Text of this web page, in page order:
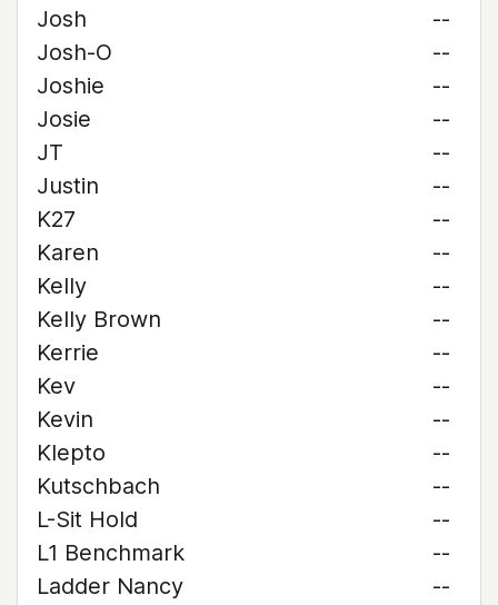
Josh
--
Josh-O
--
Joshie
--
Josie
--
JT
--
Justin
--
K27
--
Karen
--
Kelly
--
Kelly Brown
--
Kerrie
--
Kev
--
Kevin
--
Klepto
--
Kutschbach
--
L-Sit Hold
--
L1 Benchmark
--
Ladder Nancy
--